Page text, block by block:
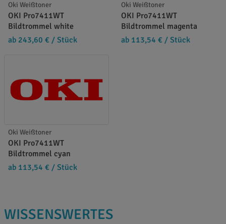
Oki Weißtoner
OKI Pro7411WT
Bildtrommel white
ab 243,60 € / Stück
Oki Weißtoner
OKI Pro7411WT
Bildtrommel magenta
ab 113,54 € / Stück
Oki Weißtoner
OKI Pro7411WT
Bildtrommel cyan
ab 113,54 € / Stück
WISSENSWERTES